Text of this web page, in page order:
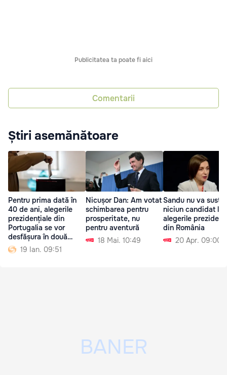
Publicitatea ta poate fi aici
Comentarii
Știri asemănătoare
Pentru prima dată în
40 de ani, alegerile
prezidențiale din
Portugalia se vor
desfășura în două
tururi19 Ian. 09:51
Nicușor Dan: Am votat
schimbarea pentru
prosperitate, nu
pentru aventură
18 Mai. 10:49
Sandu nu va
niciun candidat la
alegerile
din România
20 Apr. 09:00